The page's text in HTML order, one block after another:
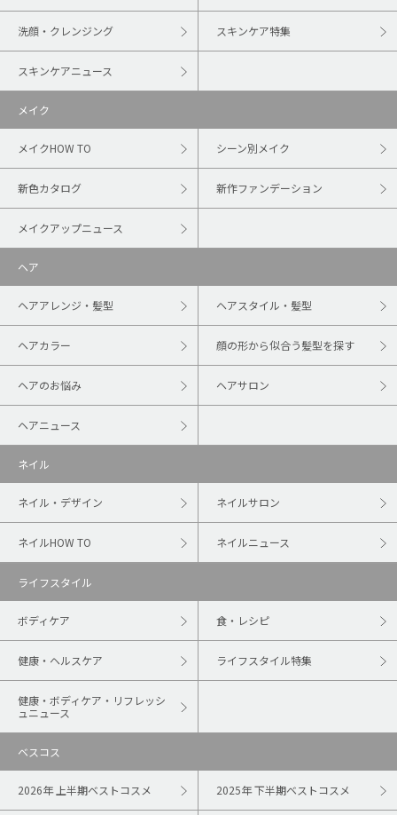
洗顔・クレンジング スキンケア特集
スキンケアニュース
メイク
メイクHOW TO シーン別メイク
新色カタログ 新作ファンデーション
メイクアップニュース
ヘア
ヘアアレンジ・髪型 ヘアスタイル・髪型
ヘアカラー 顔の形から似合う髪型を探す
ヘアのお悩み ヘアサロン
ヘアニュース
ネイル
ネイル・デザイン ネイルサロン
ネイルHOW TO ネイルニュース
ライフスタイル
ボディケア 食・レシピ
健康・ヘルスケア ライフスタイル特集
健康・ボディケア・リフレッシ
ュニュース
ベスコス
2026年 上半期ベストコスメ 2025年 下半期ベストコスメ